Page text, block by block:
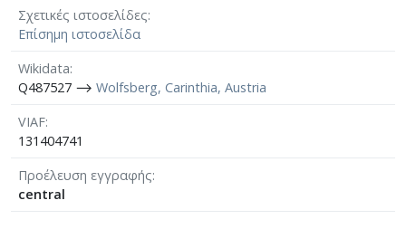
Σχετικές ιστοσελίδες
Επίσημη ιστοσελίδα
Wikidata
Q487527 ⟶ Wolfsberg, Carinthia, Austria
VIAF
131404741
Προέλευση εγγραφής
central